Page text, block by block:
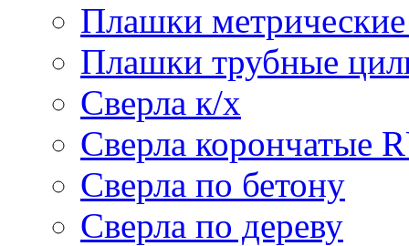
Плашки
Плашки трубные
Сверла к/х
Сверла корончатые
Сверла по бетону
Сверла по дереву